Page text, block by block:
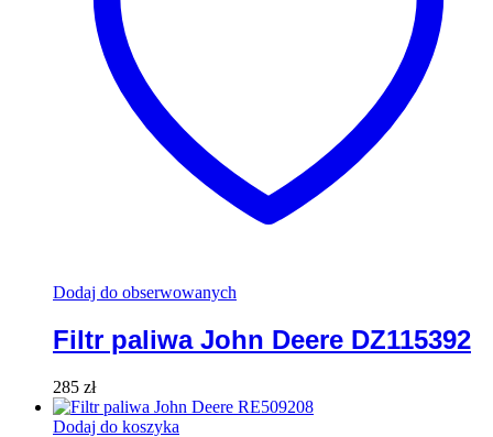
Dodaj do obserwowanych
Filtr paliwa John Deere DZ115392
285 zł
Dodaj do koszyka